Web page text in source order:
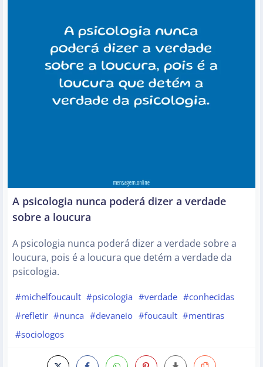
A psicologia nunca poderá dizer a verdade
sobre a loucura
A psicologia nunca poderá dizer a verdade sobre a
loucura, pois é a loucura que detém a verdade da
psicologia.
#michelfoucault #psicologia #verdade #conhecidas
#refletir #nunca #devaneio #foucault #mentiras
#sociologos